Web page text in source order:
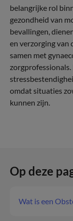
belangrijke rol
gezondheid van
bevallingen,
en verzorging van
samen met
omdat situaties
kunnen zijn.
Op deze
Wat is een